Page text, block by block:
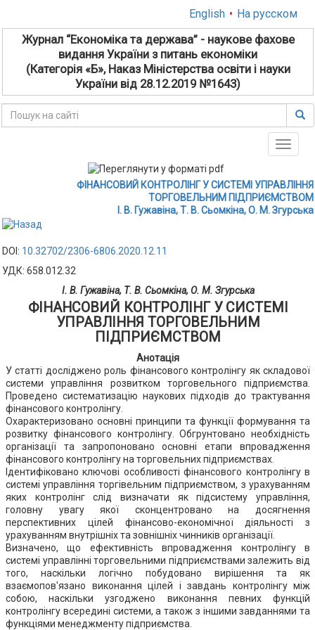
English • На русском
Журнал “Економіка та держава” - наукове фахове
видання України з питань економіки
(Категорія «Б», Наказ Міністерства освіти і науки
України від 28.12.2019 №1643)
Toggle
ФІНАНСОВИЙ КОНТРОЛІНГ У СИСТЕМІ УПРАВЛІННЯ
ТОРГОВЕЛЬНИМ ПІДПРИЄМСТВОМ
І. В. Гужавіна, Т. В. Сьомкіна, О. М. Згурська
DOI: 10.32702/2306-6806.2020.12.11
УДК: 658.012.32
І. В. Гужавіна, Т. В. Сьомкіна, О. М. Згурська
ФІНАНСОВИЙ КОНТРОЛІНГ У СИСТЕМІ
УПРАВЛІННЯ ТОРГОВЕЛЬНИМ
ПІДПРИЄМСТВОМ
Анотація
У статті досліджено роль фінансового контролінгу як складової
системи управління розвитком торговельного підприємства.
Проведено систематизацію наукових підходів до трактування
фінансового контролінгу.
Охарактеризовано основні принципи та функції формування та
розвитку фінансового контролінгу. Обгрунтовано необхідність
організації та запропоновано основні етапи впровадження
фінансового контролінгу на торговельних підприємствах.
Ідентифіковано ключові особливості фінансового контролінгу в
системі управління торгівельним підприємством, з урахуванням
яких контролінг слід визначати як підсистему управління,
головну увагу якої сконцентровано на досягнення
перспективних цілей фінансово-економічної діяльності з
урахуванням внутрішніх та зовнішніх чинників організації.
Визначено, що ефективність впровадження контролінгу в
системі управлінні торговельними підприємствами залежить від
того, наскільки логічно побудовано вирішення та як
взаємопов'язано виконання цілей і завдань контролінгу між
собою, наскільки узгоджено виконання певних функцій
контролінгу всередині системи, а також з іншими завданнями та
функціями менеджменту підприємства.